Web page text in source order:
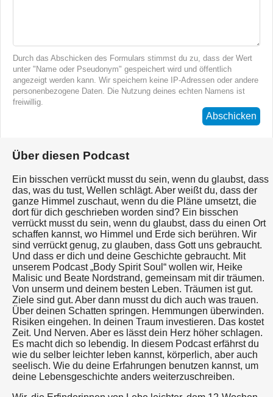
Durch das Abschicken des Formulars stimmst du zu, dass der Wert
unter "Name oder Pseudonym" gespeichert wird und öffentlich
angezeigt werden kann. Wir speichern keine IP-Adressen oder andere
personenbezogene Daten. Die Nutzung deines echten Namens ist
freiwillig.
Abschicken
Über diesen Podcast
Ein bisschen verrückt musst du sein, wenn du glaubst, dass
das, was du tust, Wellen schlägt. Aber weißt du, dass der
ganze Himmel zuschaut, wenn du die Pläne umsetzt, die
dort für dich geschrieben worden sind? Ein bisschen
verrückt musst du sein, wenn du glaubst, dass du einen Ort
schaffen kannst, wo Himmel und Erde sich berühren. Wir
sind verrückt genug, zu glauben, dass Gott uns gebraucht.
Und dass er dich und deine Geschichte gebraucht. Mit
unserem Podcast „Body Spirit Soul“ wollen wir, Heike
Malisic und Beate Nordstrand, gemeinsam mit dir träumen.
Von unserm und deinem besten Leben. Träumen ist gut.
Ziele sind gut. Aber dann musst du dich auch was trauen.
Über deinen Schatten springen. Hemmungen überwinden.
Risiken eingehen. In deinen Traum investieren. Das kostet
Zeit. Und Nerven. Aber es lässt dein Herz höher schlagen.
Es macht dich so lebendig. In diesem Podcast erfährst du
wie du selber leichter leben kannst, körperlich, aber auch
seelisch. Wie du deine Erfahrungen benutzen kannst, um
deine Lebensgeschichte anders weiterzuschreiben.